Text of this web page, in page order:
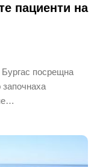
пациенти на
Бургас посрещна
започнаха